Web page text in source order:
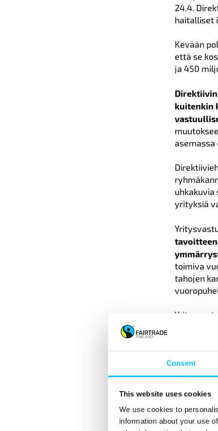
Consent
This website uses cookies
We use cookies to
information about your use
24.4.
haitalliset
Kevään
että se
ja 450
kuitenkin
uhkakuvia
yrityksiä
toimiva
tahojen
määritä
Jotta
kohteina